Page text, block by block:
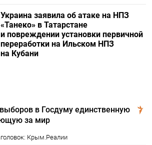
Украина заявила об атаке на НПЗ
«Танеко» в Татарстане
и повреждении установки первичной
переработки на Ильском НПЗ
на Кубани